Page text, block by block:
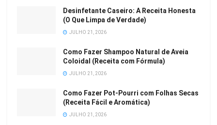
Desinfetante Caseiro: A Receita Honesta
(O Que Limpa de Verdade)
JULHO 21, 2026
Como Fazer Shampoo Natural de Aveia
Coloidal (Receita com Fórmula)
JULHO 21, 2026
Como Fazer Pot-Pourri com Folhas Secas
(Receita Fácil e Aromática)
JULHO 21, 2026